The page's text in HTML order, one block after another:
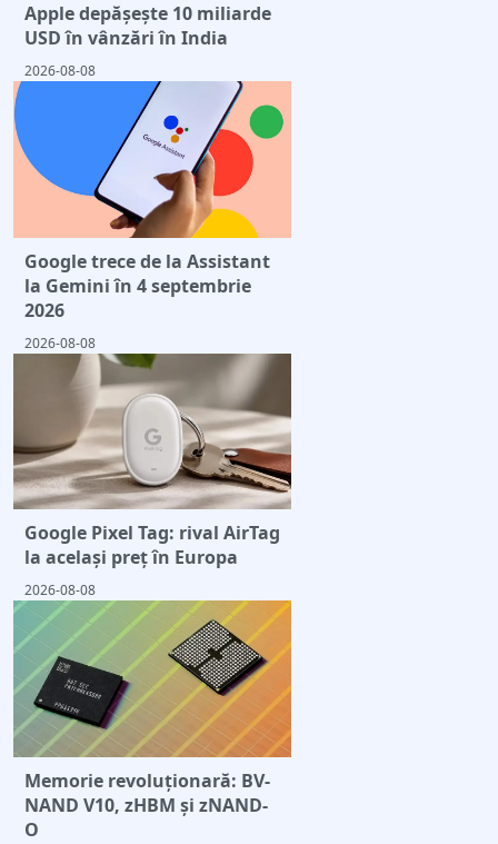
Apple depășește 10 miliarde
USD în vânzări în India
2026-08-08
Google trece de la Assistant
la Gemini în 4 septembrie
2026
2026-08-08
Google Pixel Tag: rival AirTag
la același preț în Europa
2026-08-08
Memorie revoluționară: BV-
NAND V10, zHBM și zNAND-
O